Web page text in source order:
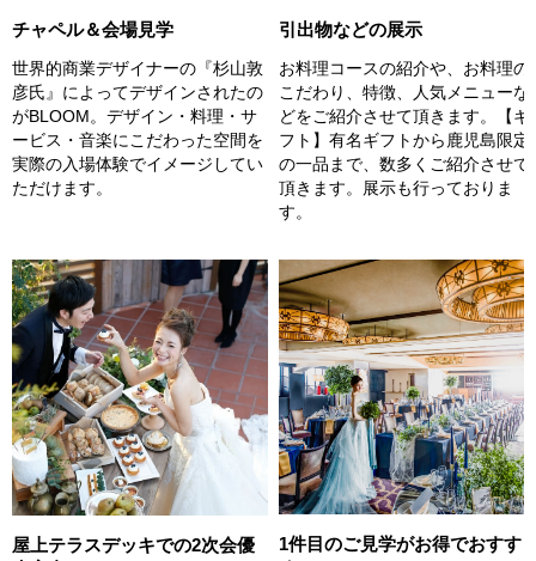
チャペル＆会場見学
世界的商業デザイナーの『杉山敦
彦氏』によってデザインされたの
がBLOOM。デザイン・料理・サ
ービス・音楽にこだわった空間を
実際の入場体験でイメージしてい
ただけます。
引出物などの展示
お料理コースの紹介や、お料理の
こだわり、特徴、人気メニューな
どをご紹介させて頂きます。【ギ
フト】有名ギフトから鹿児島限定
の一品まで、数多くご紹介させて
頂きます。展示も行っておりま
す。
屋上テラスデッキでの2次会優
1件目のご見学がお得でおすす